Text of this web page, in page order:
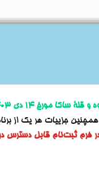
ساکا مورخ ۱۴ دی ۱۴۰۳
همچنین جزییات هر یک از
فرم ثبت‌نام قابل دسترس